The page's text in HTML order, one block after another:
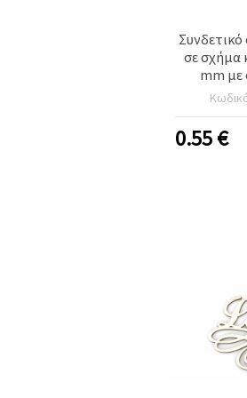
Συνδετικό
σε σχήμα
mm με
0.55€